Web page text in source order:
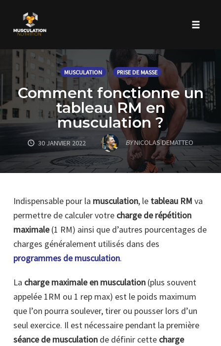
content
MUSCULATION PRISE DE MASSE
Comment fonctionne un
tableau RM en
musculation ?
30 JANVIER 2022 BYNICOLAS DEMATTEO
Indispensable pour la musculation, le tableau RM va
permettre de calculer votre charge de répétition
maximale(1 RM) ainsi que d’autres pourcentages de
charges généralement utilisés dans des
programmes de musculation.
La charge maximale en musculation (plus souvent
appelée 1RM ou 1 rep max) est le poids maximum
que l’on pourra soulever, tirer ou pousser lors d’un
seul exercice. Il est nécessaire pendant la première
séance de musculation de définir cette charge